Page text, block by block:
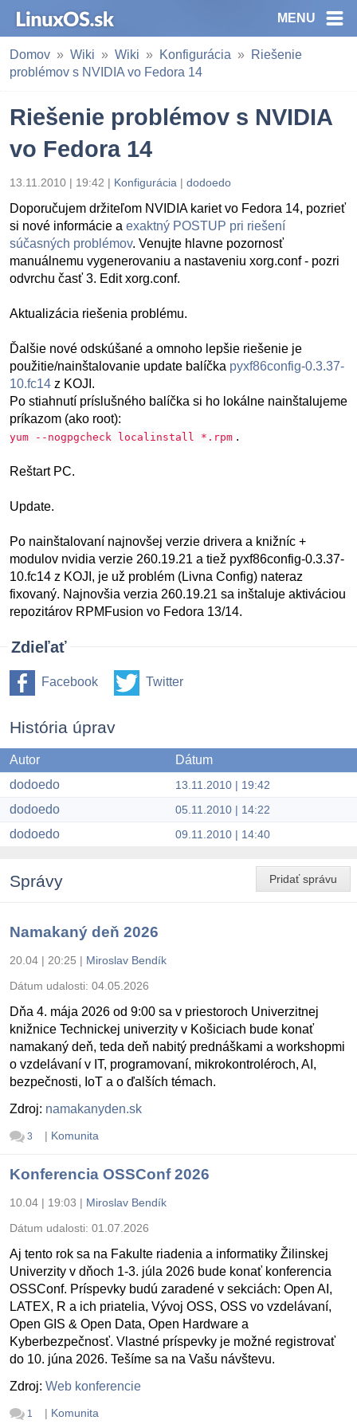
MENU
Domov Wiki Wiki Konfigurácia
Riešenie
problémov s NVIDIA vo Fedora 14
Riešenie problémov s NVIDIA
vo Fedora 14
13.11.2010 | 19:42 | Konfigurácia | dodoedo
Doporučujem držiteľom NVIDIA kariet vo Fedora 14, pozrieť
si nové informácie a exaktný POSTUP pri riešení
súčasných problémov. Venujte hlavne pozornosť
manuálnemu vygenerovaniu a nastaveniu xorg.conf - pozri
odvrchu časť 3. Edit xorg.conf.
Aktualizácia riešenia problému.
Ďalšie nové odskúšané a omnoho lepšie riešenie je
použitie/nainštalovanie update balíčka pyxf86config-0.3.37-
10.fc14 z KOJI.
Po stiahnutí príslušného balíčka si ho lokálne nainštalujeme
príkazom (ako root):
yum --nogpgcheck localinstall *.rpm .
Reštart PC.
Update.
Po nainštalovaní najnovšej verzie drivera a knižníc +
modulov nvidia verzie 260.19.21 a tiež pyxf86config-0.3.37-
10.fc14 z KOJI, je už problém (Livna Config) nateraz
fixovaný. Najnovšia verzia 260.19.21 sa inštaluje aktiváciou
repozitárov RPMFusion vo Fedora 13/14.
Zdieľať
Facebook Twitter
História úprav
Autor
Dátum
dodoedo
13.11.2010 | 19:42
dodoedo 05.11.2010 | 14:22
dodoedo 09.11.2010 | 14:40
Pridať správu
Správy
Namakaný deň 2026
20.04 | 20:25 | Miroslav Bendík
Dátum udalosti: 04.05.2026
Dňa 4. mája 2026 od 9:00 sa v priestoroch Univerzitnej
knižnice Technickej univerzity v Košiciach bude konať
namakaný deň, teda deň nabitý prednáškami a workshopmi
o vzdelávaní v IT, programovaní, mikrokontroléroch, AI,
bezpečnosti, IoT a o ďalších témach.
Zdroj: namakanyden.sk
3 | Komunita
Konferencia OSSConf 2026
10.04 | 19:03 | Miroslav Bendík
Dátum udalosti: 01.07.2026
Aj tento rok sa na Fakulte riadenia a informatiky Žilinskej
Univerzity v dňoch 1-3. júla 2026 bude konať konferencia
OSSConf. Príspevky budú zaradené v sekciách: Open AI,
LATEX, R a ich priatelia, Vývoj OSS, OSS vo vzdelávaní,
Open GIS & Open Data, Open Hardware a
Kyberbezpečnosť. Vlastné príspevky je možné registrovať
do 10. júna 2026. Tešíme sa na Vašu návštevu.
Zdroj: Web konferencie
1 | Komunita